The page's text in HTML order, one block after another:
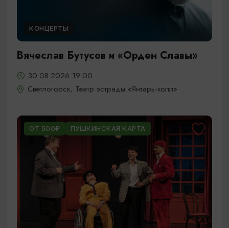
КОНЦЕРТЫ
Вячеслав Бутусов и «Орден Славы»
30.08.2026 19:00
Светлогорск, Театр эстрады «Янтарь-холл»
ОТ 500₽ ПУШКИНСКАЯ КАРТА